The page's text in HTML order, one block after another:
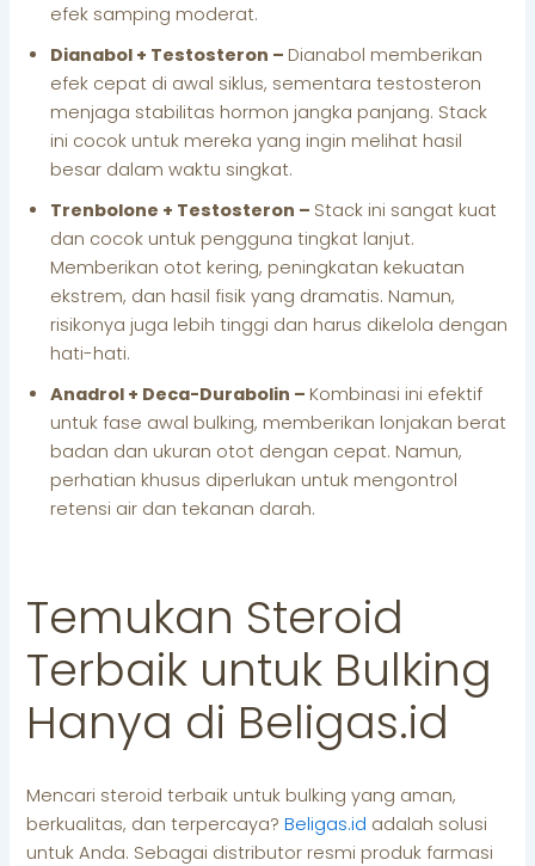
efek samping moderat.
Dianabol + Testosteron – Dianabol memberikan
efek cepat di awal siklus, sementara testosteron
menjaga stabilitas hormon jangka panjang. Stack
ini cocok untuk mereka yang ingin melihat hasil
besar dalam waktu singkat.
Trenbolone + Testosteron – Stack ini sangat kuat
dan cocok untuk pengguna tingkat lanjut.
Memberikan otot kering, peningkatan kekuatan
ekstrem, dan hasil fisik yang dramatis. Namun,
risikonya juga lebih tinggi dan harus dikelola dengan
hati-hati.
Anadrol + Deca-Durabolin – Kombinasi ini efektif
untuk fase awal bulking, memberikan lonjakan berat
badan dan ukuran otot dengan cepat. Namun,
perhatian khusus diperlukan untuk mengontrol
retensi air dan tekanan darah.
Temukan Steroid
Terbaik untuk Bulking
Hanya di Beligas.id
Mencari steroid terbaik untuk bulking yang aman,
berkualitas, dan terpercaya?Beligas.id adalah solusi
untuk Anda. Sebagai distributor resmi produk farmasi